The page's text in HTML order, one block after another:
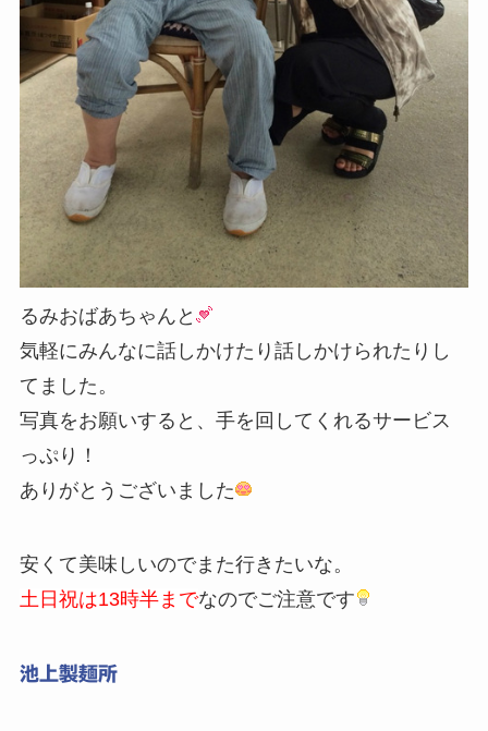
るみおばあちゃんと
気軽にみんなに話しかけたり話しかけられたりし
てました。
写真をお願いすると、手を回してくれるサービス
っぷり！
ありがとうございました
安くて美味しいのでまた行きたいな。
土日祝は13時半までなのでご注意です
池上製麺所